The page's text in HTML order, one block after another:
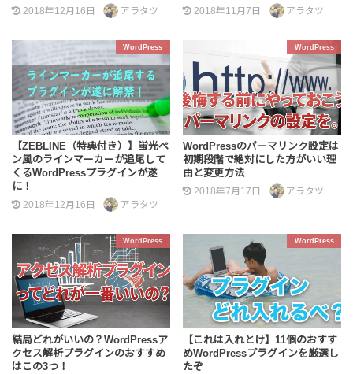
2018年12月16日 アラタツ 2018年11月7日 アラタツ
WordPress
【ZEBLINE（特典付き）】蛍光ペ
ン風のラインマーカーが追尾して
くるWordPressプラグインが遂
に！
2018年12月16日 アラタツ
WordPress
WordPressのパーマリンク設定は
初期段階で絶対にした方がいい理
由と変更方法
2018年7月17日 アラタツ
WordPress
結局どれがいいの？WordPressア
クセス解析プラグインのおすすめ
はこの3つ！
WordPress
【これは入れとけ】11個のおすす
めWordPressプラグインを厳選し
たぞ